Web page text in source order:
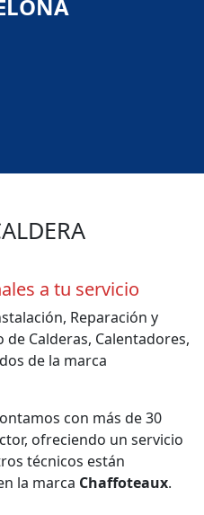
a tu servicio
Reparación y
Calderas, Calentadores,
de la marca
con más de 30
ofreciendo un servicio
técnicos están
la marca Chaffoteaux.